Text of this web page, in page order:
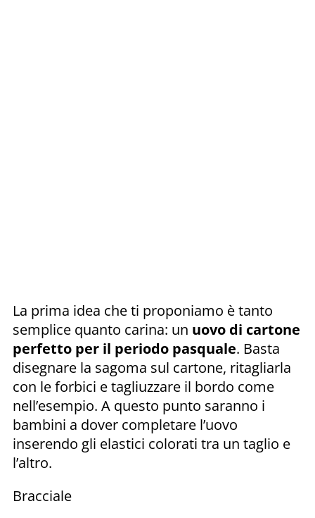
La prima idea che ti proponiamo è tanto
semplice quanto carina: un uovo di cartone
perfetto per il periodo pasquale. Basta
disegnare la sagoma sul cartone, ritagliarla
con le forbici e tagliuzzare il bordo come
nell’esempio. A questo punto saranno i
bambini a dover completare l’uovo
inserendo gli elastici colorati tra un taglio e
l’altro.
Bracciale